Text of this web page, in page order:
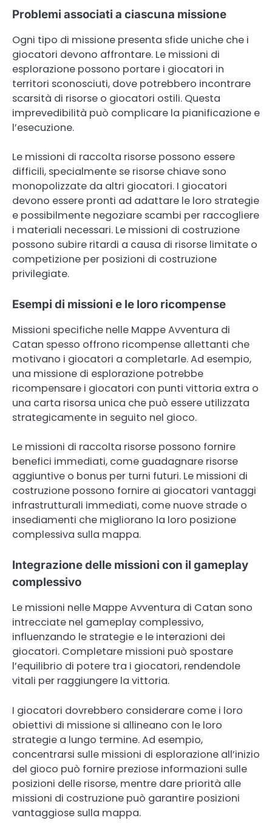
Problemi associati a ciascuna missione
Ogni tipo di missione presenta sfide uniche che i
giocatori devono affrontare. Le missioni di
esplorazione possono portare i giocatori in
territori sconosciuti, dove potrebbero incontrare
scarsità di risorse o giocatori ostili. Questa
imprevedibilità può complicare la pianificazione e
l’esecuzione.
Le missioni di raccolta risorse possono essere
difficili, specialmente se risorse chiave sono
monopolizzate da altri giocatori. I giocatori
devono essere pronti ad adattare le loro strategie
e possibilmente negoziare scambi per raccogliere
i materiali necessari. Le missioni di costruzione
possono subire ritardi a causa di risorse limitate o
competizione per posizioni di costruzione
privilegiate.
Esempi di missioni e le loro ricompense
Missioni specifiche nelle Mappe Avventura di
Catan spesso offrono ricompense allettanti che
motivano i giocatori a completarle. Ad esempio,
una missione di esplorazione potrebbe
ricompensare i giocatori con punti vittoria extra o
una carta risorsa unica che può essere utilizzata
strategicamente in seguito nel gioco.
Le missioni di raccolta risorse possono fornire
benefici immediati, come guadagnare risorse
aggiuntive o bonus per turni futuri. Le missioni di
costruzione possono fornire ai giocatori vantaggi
infrastrutturali immediati, come nuove strade o
insediamenti che migliorano la loro posizione
complessiva sulla mappa.
Integrazione delle missioni con il gameplay
complessivo
Le missioni nelle Mappe Avventura di Catan sono
intrecciate nel gameplay complessivo,
influenzando le strategie e le interazioni dei
giocatori. Completare missioni può spostare
l’equilibrio di potere tra i giocatori, rendendole
vitali per raggiungere la vittoria.
I giocatori dovrebbero considerare come i loro
obiettivi di missione si allineano con le loro
strategie a lungo termine. Ad esempio,
concentrarsi sulle missioni di esplorazione all’inizio
del gioco può fornire preziose informazioni sulle
posizioni delle risorse, mentre dare priorità alle
missioni di costruzione può garantire posizioni
vantaggiose sulla mappa.